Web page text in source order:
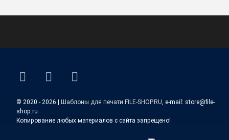
ВКонтакте
YouTube
E-mail
© 2020 - 2026 | Шаблоны для печати FILE-SHOP.RU, e-mail: store@file-
shop.ru
Копирование любых материалов с сайта запрещено!